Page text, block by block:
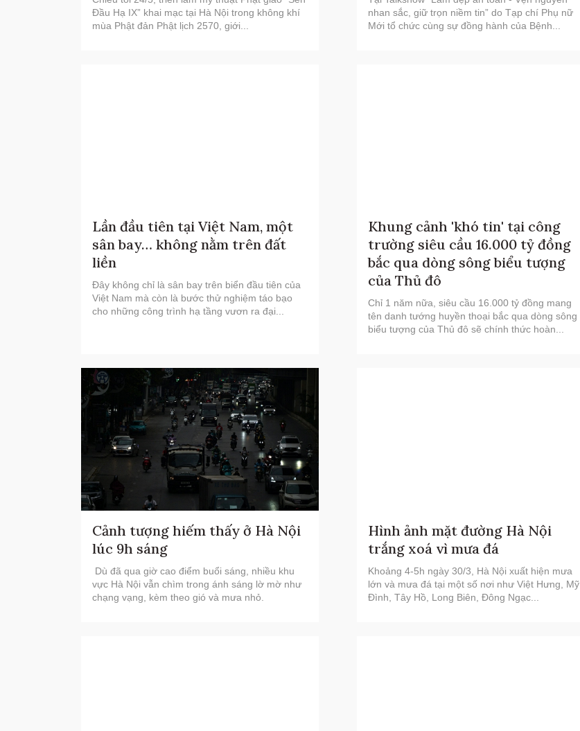
Đầu Hạ IX” khai mạc tại Hà Nội trong không khí
mùa Phật đản Phật lịch 2570, giới...
nhan sắc, giữ trọn niềm tin” do Tạp chí Phụ nữ
Mới tổ chức cùng sự đồng hành của Bệnh...
Lần đầu tiên tại Việt Nam, một
sân bay… không nằm trên đất
liền
Đây không chỉ là sân bay trên biển đầu tiên của
Việt Nam mà còn là bước thử nghiệm táo bạo
cho những công trình hạ tầng vươn ra đại...
Khung cảnh 'khó tin' tại công
trường siêu cầu 16.000 tỷ đồng
bắc qua dòng sông biểu tượng
của Thủ đô
Chỉ 1 năm nữa, siêu cầu 16.000 tỷ đồng mang
tên danh tướng huyền thoại bắc qua dòng sông
biểu tượng của Thủ đô sẽ chính thức hoàn...
Cảnh tượng hiếm thấy ở Hà Nội
lúc 9h sáng
Dù đã qua giờ cao điểm buổi sáng, nhiều khu
vực Hà Nội vẫn chìm trong ánh sáng lờ mờ như
chạng vạng, kèm theo gió và mưa nhỏ.
Hình ảnh mặt đường Hà Nội
trắng xoá vì mưa đá
Khoảng 4-5h ngày 30/3, Hà Nội xuất hiện mưa
lớn và mưa đá tại một số nơi như Việt Hưng, Mỹ
Đình, Tây Hồ, Long Biên, Đông Ngạc...